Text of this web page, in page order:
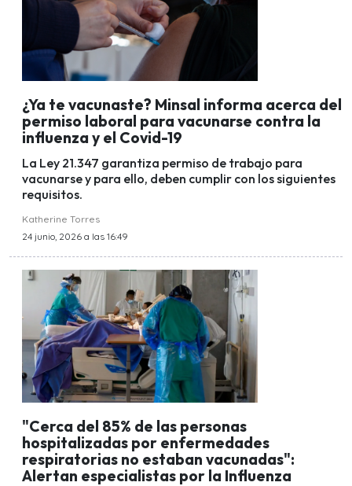
¿Ya te vacunaste? Minsal informa acerca del
permiso laboral para vacunarse contra la
influenza y el Covid-19
La Ley 21.347 garantiza permiso de trabajo para
vacunarse y para ello, deben cumplir con los siguientes
requisitos.
Katherine Torres
24 junio, 2026 a las 16:49
"Cerca del 85% de las personas
hospitalizadas por enfermedades
respiratorias no estaban vacunadas":
Alertan especialistas por la Influenza